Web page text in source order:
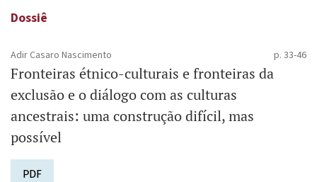
Dossiê
Adir Casaro Nascimento p. 33-46
Fronteiras étnico-culturais e fronteiras da
exclusão e o diálogo com as culturas
ancestrais: uma construção difícil, mas
possível
PDF